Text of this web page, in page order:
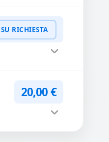
WhatsApp
SU RICHIESTA
20,00€